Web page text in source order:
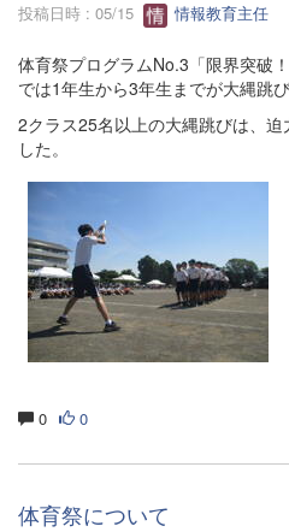
投稿日時 : 05/15 情報教育主任
体育祭プログラムNo.3「限界突破
では1年生から3年生までが大縄跳
2クラス25名以上の大縄跳びは、
した。
0 0
体育祭について